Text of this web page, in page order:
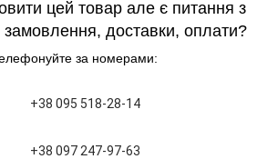
цей товар але є питання з
замовлення, доставки, оплати?
за номерами:
+38 095 518-28-14
+38 097 247-97-63